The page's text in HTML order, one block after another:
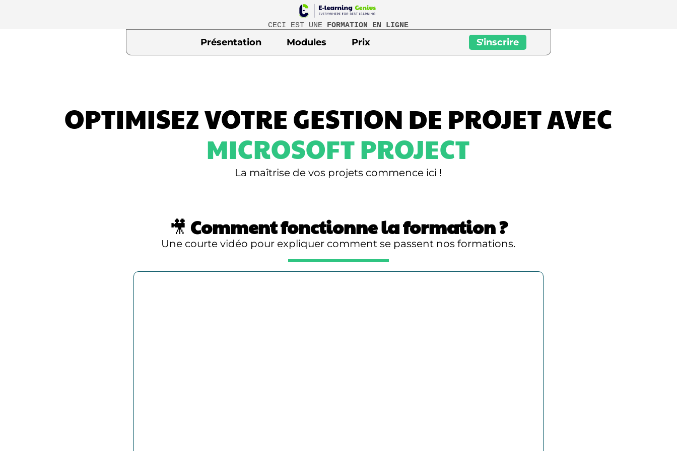
CECI EST UNE FORMATION EN LIGNE
Présentation Modules Prix S'inscrire
OPTIMISEZ VOTRE GESTION DE PROJET AVEC
MICROSOFT PROJECT
La maîtrise de vos projets commence ici !
🎥 Comment fonctionne la formation ?
Une courte vidéo pour expliquer comment se passent nos formations.